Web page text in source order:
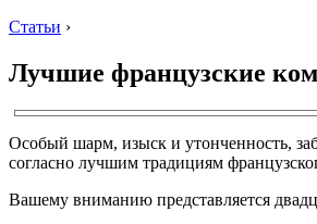
Статьи ›
Лучшие французские
Особый шарм, изыск и утонченность,
согласно лучшим традициям
Вашему вниманию представляется